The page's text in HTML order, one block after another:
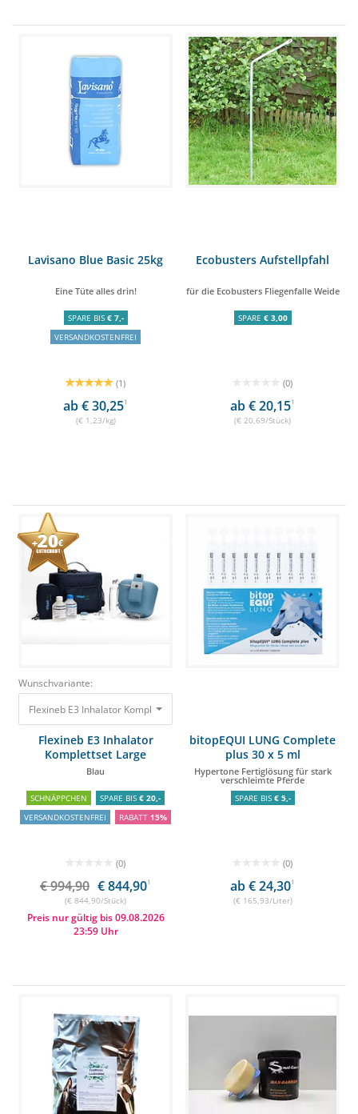
Lavisano Blue Basic 25kg
Eine Tüte alles drin!
SPARE BIS € 7,-
VERSANDKOSTENFREI
(1)
ab € 30,251
(€ 1,23/kg)
Ecobusters Aufstellpfahl
für die Ecobusters Fliegenfalle Weide
SPARE € 3,00
(0)
ab € 20,151
(€ 20,69/Stück)
Wunschvariante:
Flexineb E3 Inhalator Komplettset Large Blau
Flexineb E3 Inhalator
Komplettset Large
Blau
SCHNÄPPCHEN SPARE BIS € 20,-
VERSANDKOSTENFREI
RABATT 15%
(0)
€ 994,90 € 844,901
(€ 844,90/Stück)
Preis nur gültig bis 09.08.2026
23:59 Uhr
bitopEQUI LUNG Complete
plus 30 x 5 ml
Hypertone Fertiglösung für stark
verschleimte Pferde
SPARE BIS € 5,-
(0)
ab € 24,301
(€ 165,93/Liter)